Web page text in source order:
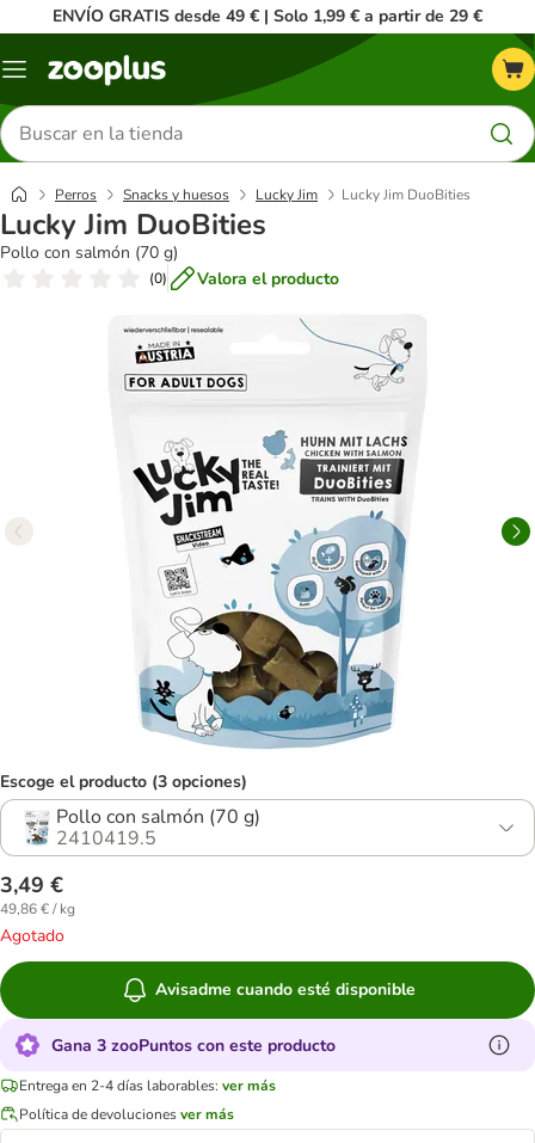
ENVÍO GRATIS desde 49 € | Solo 1,99 € a partir de 29 €
Menú
Buscar
productos
Perros Snacks y huesos Lucky Jim Lucky Jim DuoBities
Lucky Jim DuoBities
Pollo con salmón (70 g)
(0) Valora el producto
Escoge el producto (3 opciones)
Pollo con salmón (70 g)
2410419.5
3,49 €
49,86 € / kg
Agotado
Avisadme cuando esté disponible
Gana 3 zooPuntos con este producto
Entrega en 2-4 días laborables: ver más
Política de devolucionesver más